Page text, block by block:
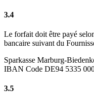
3.4
Le forfait doit être payé
bancaire suivant du
Sparkasse Marburg-
IBAN Code DE94 5335
3.5